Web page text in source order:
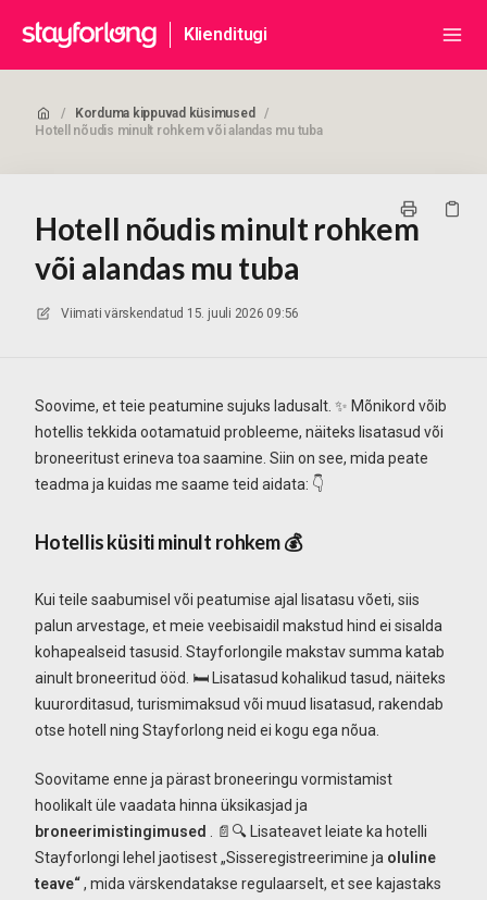
Klienditugi
/ Korduma kippuvad küsimused
/
Hotell nõudis minult rohkem või alandas mu tuba
Hotell nõudis minult rohkem
või alandas mu tuba
Viimati värskendatud 15. juuli 2026 09:56
Soovime, et teie peatumine sujuks ladusalt. ✨ Mõnikord võib
hotellis tekkida ootamatuid probleeme, näiteks lisatasud või
broneeritust erineva toa saamine. Siin on see, mida peate
teadma ja kuidas me saame teid aidata: 👇
Hotellis küsiti minult rohkem💰
Kui teile saabumisel või peatumise ajal lisatasu võeti, siis
palun arvestage, et meie veebisaidil makstud hind ei sisalda
kohapealseid tasusid. Stayforlongile makstav summa katab
ainult broneeritud ööd. 🛏️ Lisatasud kohalikud tasud, näiteks
kuurorditasud, turismimaksud või muud lisatasud, rakendab
otse hotell ning Stayforlong neid ei kogu ega nõua.
Soovitame enne ja pärast broneeringu vormistamist
hoolikalt üle vaadata hinna üksikasjad ja
broneerimistingimused
. 📄🔍 Lisateavet leiate ka hotelli
Stayforlongi lehel jaotisest „Sisseregistreerimine ja oluline
teave“, mida värskendatakse regulaarselt, et see kajastaks